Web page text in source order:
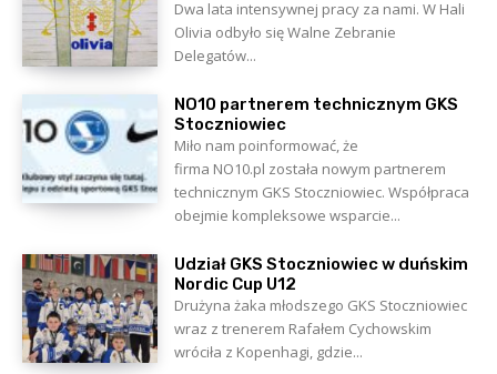
Dwa lata intensywnej pracy za nami. W Hali
Olivia odbyło się Walne Zebranie
Delegatów...
NO10 partnerem technicznym GKS
Stoczniowiec
Miło nam poinformować, że
firma NO10.pl została nowym partnerem
technicznym GKS Stoczniowiec. Współpraca
obejmie kompleksowe wsparcie...
Udział GKS Stoczniowiec w duńskim
Nordic Cup U12
Drużyna żaka młodszego GKS Stoczniowiec
wraz z trenerem Rafałem Cychowskim
wróciła z Kopenhagi, gdzie...